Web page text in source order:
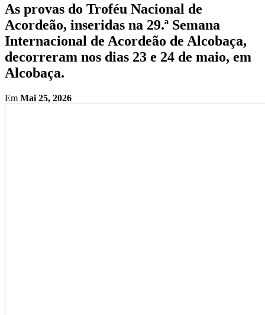
As provas do Troféu Nacional de
Acordeão, inseridas na 29.ª Semana
Internacional de Acordeão de Alcobaça,
decorreram nos dias 23 e 24 de maio, em
Alcobaça.
Em Mai 25, 2026